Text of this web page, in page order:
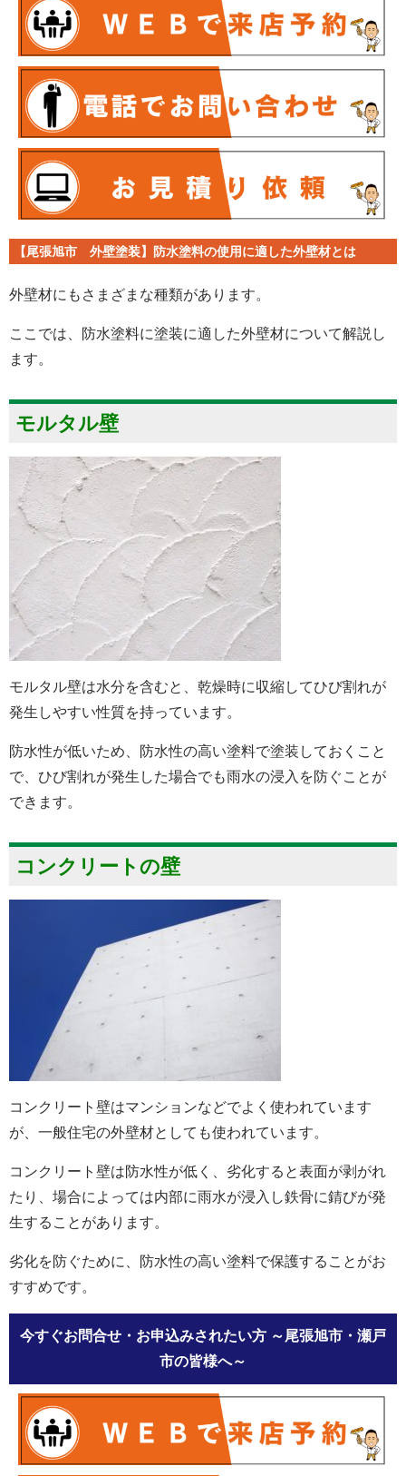
【尾張旭市 外壁塗装】防水塗料の使用に適した外壁材とは
外壁材にもさまざまな種類があります。
ここでは、防水塗料に塗装に適した外壁材について解説し
ます。
モルタル壁
モルタル壁は水分を含むと、乾燥時に収縮してひび割れが
発生しやすい性質を持っています。
防水性が低いため、防水性の高い塗料で塗装しておくこと
で、ひび割れが発生した場合でも雨水の浸入を防ぐことが
できます。
コンクリートの壁
コンクリート壁はマンションなどでよく使われています
が、一般住宅の外壁材としても使われています。
コンクリート壁は防水性が低く、劣化すると表面が剥がれ
たり、場合によっては内部に雨水が浸入し鉄骨に錆びが発
生することがあります。
劣化を防ぐために、防水性の高い塗料で保護することがお
すすめです。
今すぐお問合せ・お申込みされたい方 ～尾張旭市・瀬戸
市の皆様へ～